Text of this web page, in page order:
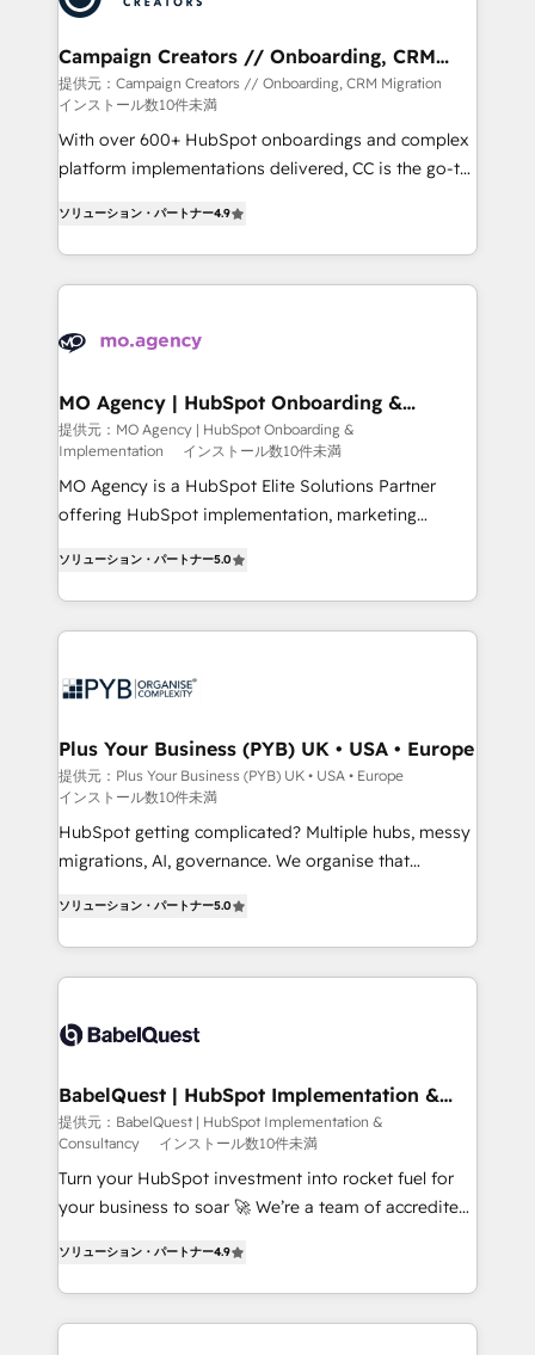
processes and skilfully bring your revenue
infrastructure to life. Our collaborative approach
keeps you in control whilst we plan and support the
route to your revenue goals. We have successfully
supported over 500 organisations with HubSpot
implementation, optimisation, training, and
methodology will ensure that you receive the best
deployment experience possible. Whether you are
new to HubSpot or seeking to turn around a poor
expertise to deliver the solutions you need.
Campaign Creators // Onboarding, CRM
Migration
提供元：Campaign Creators // Onboarding, CRM Migration
インストール数10件未満
With over 600+ HubSpot onboardings and complex
platform implementations delivered, CC is the go-to
migrate, replatform, and scale smarter. We specialize
in high-impact CRM and CMS migrations and
onboarding from platforms like Salesforce, NetSuite,
WordPress and legacy CRMs, turning fragmented
architectures that accelerate revenue operations and
performance. - Multi-object CRM migration, cleanup,
and implementation. - Pre-built and custom
integrations across your full tech stack. - Custom
object setup, CMS builds, and full-funnel automation.
nurturing sequences. - Cross-hub setup across
Marketing, Sales, Operations, and Service Hubs. -
Ongoing optimization, managed support, and
powerful growth engine. Built to convert, scale, and
ソリューション・パートナー4.9
MO Agency | HubSpot Onboarding &
Implementation
提供元：MO Agency | HubSpot Onboarding &
Implementation
インストール数10件未満
MO Agency is a HubSpot Elite Solutions Partner
offering HubSpot implementation, marketing
paid media, content marketing, AEO and GEO (AI
search optimisation), and HubSpot Content Hub and
WordPress development. We work with enterprise
professional services, financial services and
Town, Dubai & London. 500+ HubSpot CRM
implementations delivered. AI visibility coverage
across ChatGPT, Claude, Perplexity, Gemini and
Google AI Overviews. HubSpot Impact Award -
Customer First HubSpot Impact Award - Integrations
Migration Excellence HubSpot Impact Award -
Platform Excellence 40+ full-time HubSpot
professionals. 100s of certifications and
ソリューション・パートナー5.0
Plus Your Business (PYB) UK • USA • Europe
提供元：Plus Your Business (PYB) UK • USA • Europe
インストール数10件未満
HubSpot getting complicated? Multiple hubs, messy
migrations, AI, governance. We organise that
Welcome to our Profile! We help with: • CRM
implementation, reports, workflows, and team
training • CRM migration from Salesforce, Pipedrive,
custom API integrations • AI governance for
Boutique 'Elite' team of 12 • 150+ clients across Sales
Hub, Marketing Hub, Service Hub, Data Hub and
CMS • ISO/IEC 27001:2022, ISO 9001:2015, and ISO
42001:2023 certified - the AI management standard •
GuardHub: our AI governance framework, built on
'𝗖𝗼𝗻𝘁𝗮𝗰𝘁 𝗯𝘂𝘀𝗶𝗻𝗲𝘀𝘀' button to get in touch (𝘸𝘦'𝘳𝘦
𝘴𝘶𝘱𝘦𝘳 𝘳𝘦𝘴𝘱𝘰𝘯𝘴𝘪𝘷𝘦)
ソリューション・パートナー5.0
BabelQuest | HubSpot Implementation &
Consultancy
提供元：BabelQuest | HubSpot Implementation &
Consultancy
インストール数10件未満
Turn your HubSpot investment into rocket fuel for
your business to soar 🚀 We’re a team of accredited
implement the platform into complex business
environments, optimise what you've got and make
sure you can actually use it, build your website in
ソリューション・パートナー4.9